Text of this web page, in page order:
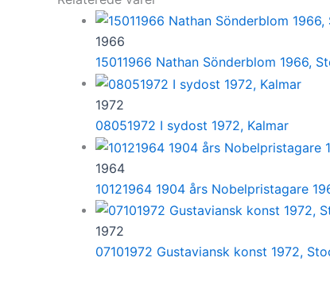
1966
15011966 Nathan Sönderblom 1966,
1972
08051972 I sydost 1972, Kalmar
1964
10121964 1904 års Nobelpristagare
1972
07101972 Gustaviansk konst 1972,